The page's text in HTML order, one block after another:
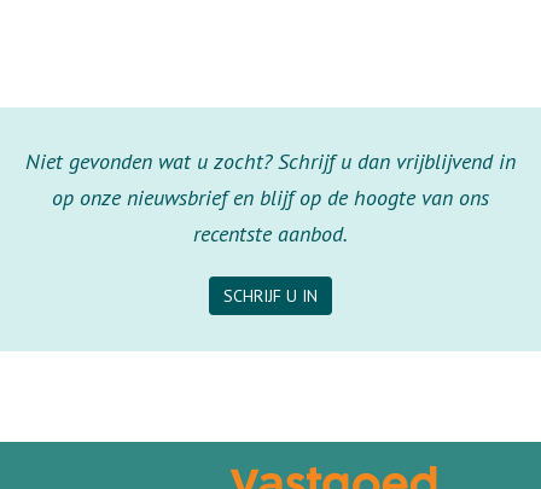
Niet gevonden wat u zocht? Schrijf u dan vrijblijvend in
op onze nieuwsbrief en blijf op de hoogte van ons
recentste aanbod.
SCHRIJF U IN